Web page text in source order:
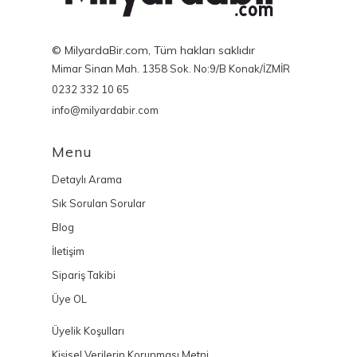
© MilyardaBir.com, Tüm hakları saklıdır
Mimar Sinan Mah. 1358 Sok. No:9/B Konak/İZMİR
0232 332 10 65
info@milyardabir.com
Menu
Detaylı Arama
Sık Sorulan Sorular
Blog
İletişim
Sipariş Takibi
Üye OL
Üyelik Koşulları